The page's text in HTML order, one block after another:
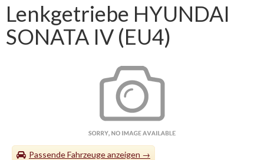
Lenkgetriebe HYUNDAI
SONATA IV (EU4)
Passende Fahrzeuge